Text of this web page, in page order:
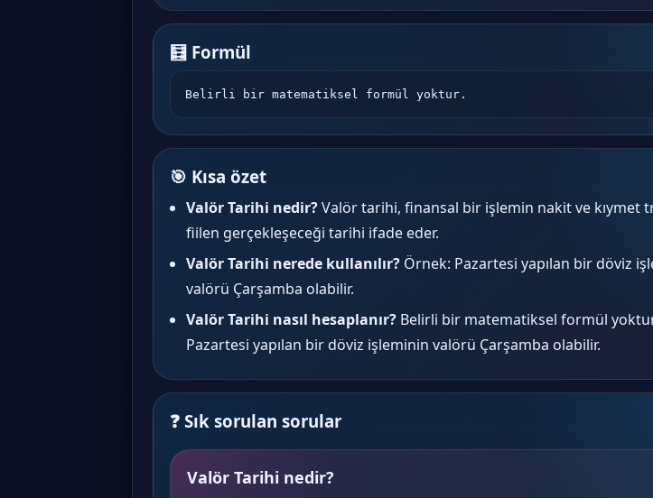
🧮 Formül
Belirli bir matematiksel formül yoktur.
🎯 Kısa özet
Valör Tarihi nedir?Valör tarihi, finansal bir işlemin nakit ve kıymet
fiilen gerçekleşeceği tarihi ifade eder.
Valör Tarihi nerede kullanılır? Örnek: Pazartesi yapılan bir döviz
valörü Çarşamba olabilir.
Valör Tarihi nasıl hesaplanır? Belirli bir matematiksel formül
Pazartesi yapılan bir döviz işleminin valörü Çarşamba olabilir.
❓ Sık sorulan sorular
Valör Tarihi nedir?